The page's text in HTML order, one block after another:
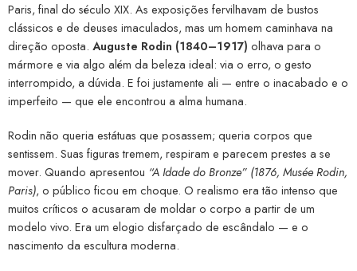
Paris, final do século XIX. As exposições fervilhavam de bustos
clássicos e de deuses imaculados, mas um homem caminhava na
direção oposta. Auguste Rodin (1840–1917) olhava para o
mármore e via algo além da beleza ideal: via o erro, o gesto
interrompido, a dúvida. E foi justamente ali — entre o inacabado e o
imperfeito — que ele encontrou a alma humana.
Rodin não queria estátuas que posassem; queria corpos que
sentissem. Suas figuras tremem, respiram e parecem prestes a se
mover. Quando apresentou “A Idade do Bronze” (1876, Musée Rodin,
Paris), o público ficou em choque. O realismo era tão intenso que
muitos críticos o acusaram de moldar o corpo a partir de um
modelo vivo. Era um elogio disfarçado de escândalo — e o
nascimento da escultura moderna.